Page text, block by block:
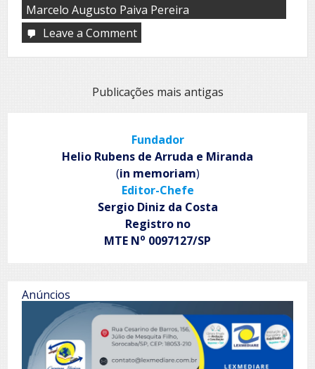
Marcelo Augusto Paiva Pereira
Leave a Commenton
Ricardo
Almeida
entrevista
do
ROL
Marcelo
Augusto
Paiva
Pereira
NavegaçãoPublicações mais antigas
Fundador
Helio Rubens de Arruda e Miranda
(in memoriam)
Editor-Chefe
Sergio Diniz da Costa
Registro no
MTE No 0097127/SP
Anúncios